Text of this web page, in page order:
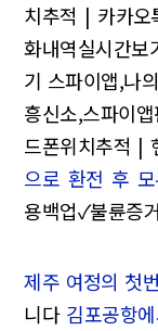
치추적 | 카카오
화내역실시간
기 스파이앱,나
흥신소,스파이
드폰위치추적 |
으로 환전 후
용백업✓불륜증거
제주 여정의 첫
니다김포공항